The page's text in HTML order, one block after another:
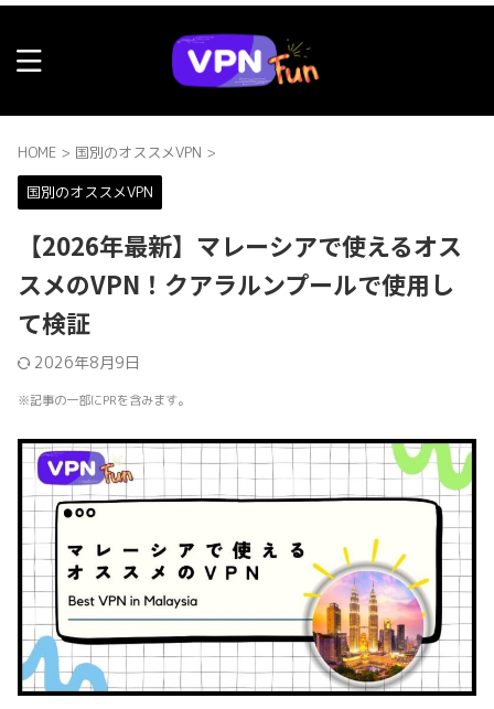
HOME > 国別のオススメVPN >
国別のオススメVPN
【2026年最新】マレーシアで使えるオス
スメのVPN！クアラルンプールで使用し
て検証
2026年8月9日
※記事の一部にPRを含みます。